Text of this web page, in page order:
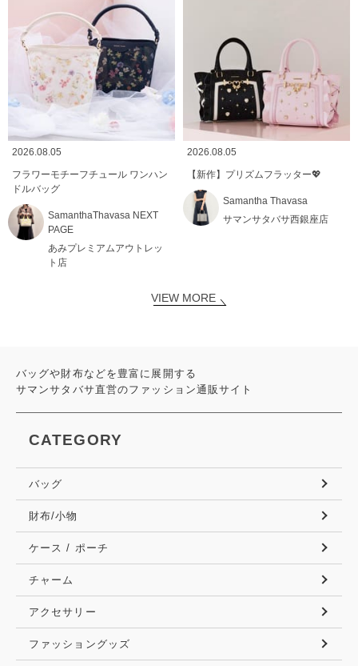
2026.08.05
フラワーモチーフチュール ワンハン
ドルバッグ
SamanthaThavasa NEXT
PAGE
あみプレミアムアウトレッ
ト店
2026.08.05
【新作】プリズムフラッター💖
Samantha Thavasa
サマンサタバサ西銀座店
VIEW MORE
バッグや財布などを豊富に展開する
サマンサタバサ直営のファッション通販サイト
CATEGORY
バッグ
財布/小物
ケース / ポーチ
チャーム
アクセサリー
ファッショングッズ